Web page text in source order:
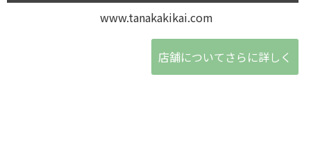
www.tanakakikai.com
店舗についてさらに詳しく